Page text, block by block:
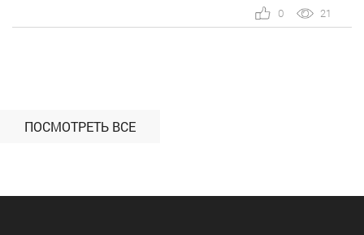
Директе появился встроенный динамический
коллтрекинг — без доплат и интеграций со
21
0
ПОСМОТРЕТЬ ВСЕ